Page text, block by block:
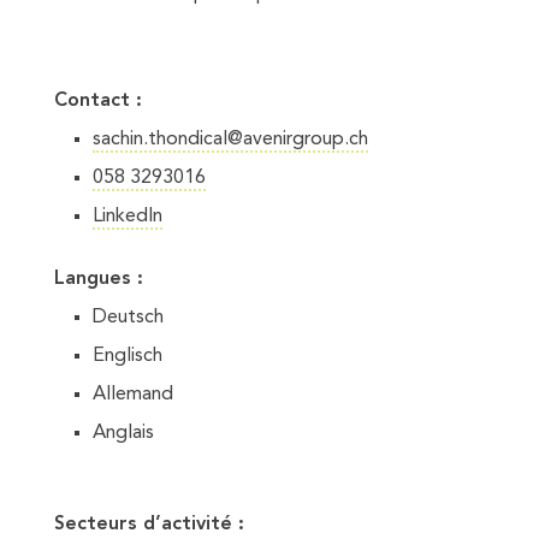
Contact :
sachin.thondical@avenirgroup.ch
058 3293016
LinkedIn
Langues :
Deutsch
Englisch
Allemand
Anglais
Secteurs d’activité :